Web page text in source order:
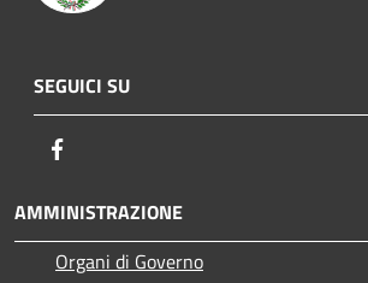
SEGUICI SU
AMMINISTRAZIONE
Organi di Governo